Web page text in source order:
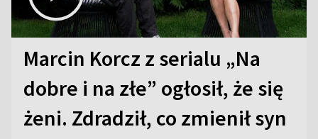
Marcin Korcz z serialu „Na
dobre i na złe” ogłosił, że się
żeni. Zdradził, co zmienił syn